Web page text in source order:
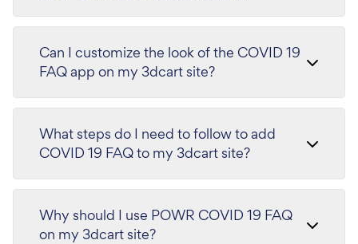
Can I customize the look of the COVID 19
FAQ app on my 3dcart site?
What steps do I need to follow to add
COVID 19 FAQ to my 3dcart site?
Why should I use POWR COVID 19 FAQ
on my 3dcart site?